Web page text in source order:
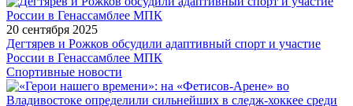
20 сентября 2025
Дегтярев и Рожков обсудили адаптивный спорт и участие
России в Генассамблее МПК
Спортивные новости